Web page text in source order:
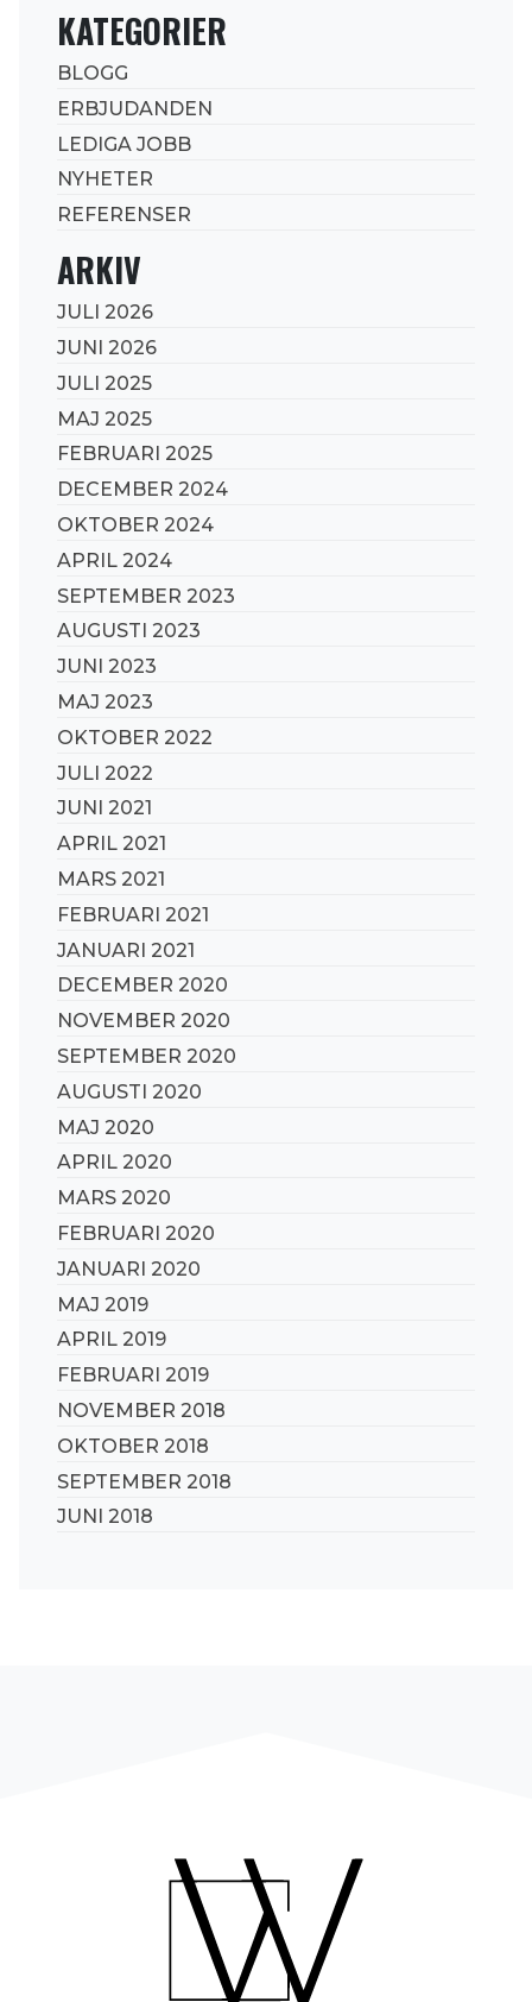
KATEGORIER
BLOGG
ERBJUDANDEN
LEDIGA JOBB
NYHETER
REFERENSER
ARKIV
JULI 2026
JUNI 2026
JULI 2025
MAJ 2025
FEBRUARI 2025
DECEMBER 2024
OKTOBER 2024
APRIL 2024
SEPTEMBER 2023
AUGUSTI 2023
JUNI 2023
MAJ 2023
OKTOBER 2022
JULI 2022
JUNI 2021
APRIL 2021
MARS 2021
FEBRUARI 2021
JANUARI 2021
DECEMBER 2020
NOVEMBER 2020
SEPTEMBER 2020
AUGUSTI 2020
MAJ 2020
APRIL 2020
MARS 2020
FEBRUARI 2020
JANUARI 2020
MAJ 2019
APRIL 2019
FEBRUARI 2019
NOVEMBER 2018
OKTOBER 2018
SEPTEMBER 2018
JUNI 2018